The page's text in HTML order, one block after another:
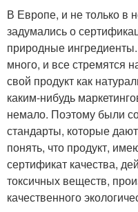
В Европе, и не только в
задумались о
природные
много, и все стремятся
свой продукт как
каким-нибудь
немало. Поэтому были
стандарты, которые
понять, что продукт,
сертификат качества,
токсичных веществ,
качественного